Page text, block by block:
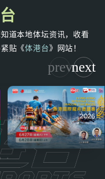
道本地体坛资讯，收看
贴《体港台》网站！